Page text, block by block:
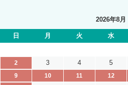
2026年8月
日 月 火 水
2
3 4 5
9
10 11 12